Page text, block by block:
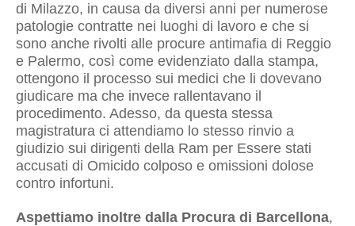
di Milazzo, in causa da diversi anni per numerose
patologie contratte nei luoghi di lavoro e che si
sono anche rivolti alle procure antimafia di Reggio
e Palermo, così come evidenziato dalla stampa,
ottengono il processo sui medici che li dovevano
giudicare ma che invece rallentavano il
procedimento. Adesso, da questa stessa
magistratura ci attendiamo lo stesso rinvio a
giudizio sui dirigenti della Ram per Essere stati
accusati di Omicido colposo e omissioni dolose
contro infortuni.
Aspettiamo inoltre dalla Procura di Barcellona,